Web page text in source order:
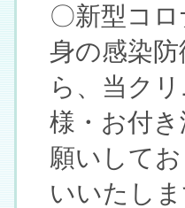
〇新型コ
身の感染
ら、当ク
様・お付
願いして
いいたし